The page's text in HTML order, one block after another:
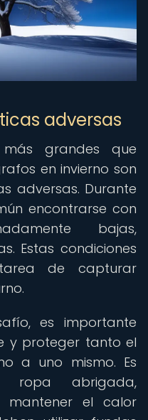
adversas
grandes que
en invierno son
adversas. Durante
encontrarse con
bajas,
Estas condiciones
de capturar
es importante
y proteger tanto el
a uno mismo. Es
ropa abrigada,
el calor